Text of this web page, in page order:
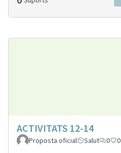
ACTIVITATS 12-14
Proposta oficial Salut 0 0